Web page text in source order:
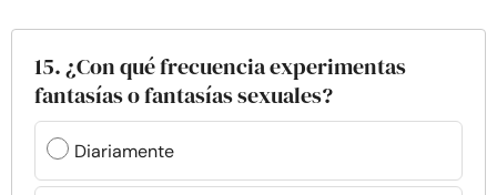
15. ¿Con qué frecuencia experimentas
fantasías o fantasías sexuales?
Diariamente